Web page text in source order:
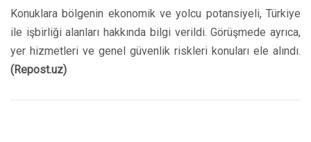
Konuklara bölgenin ekonomik ve yolcu potansiyeli, Türkiye
ile işbirliği alanları hakkında bilgi verildi. Görüşmede ayrıca,
yer hizmetleri ve genel güvenlik riskleri konuları ele alındı.
(Repost.uz)